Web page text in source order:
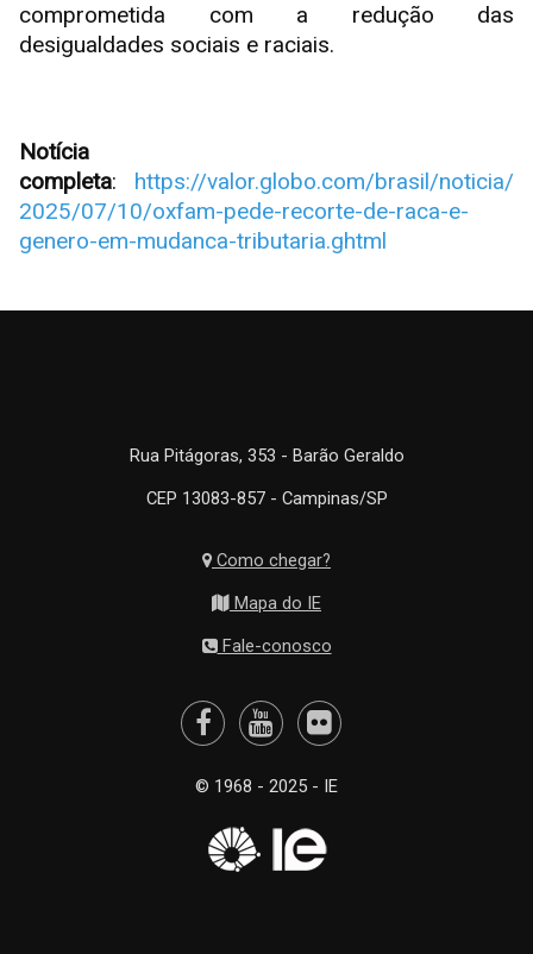
comprometida com a redução das
desigualdades sociais e raciais.
Notícia
completa: https://valor.globo.com/brasil/noticia/
2025/07/10/oxfam-pede-recorte-de-raca-e-
genero-em-mudanca-tributaria.ghtml
Rua Pitágoras, 353 - Barão Geraldo
CEP 13083-857 - Campinas/SP
Como chegar?
Mapa do IE
Fale-conosco
© 1968 - 2025 - IE